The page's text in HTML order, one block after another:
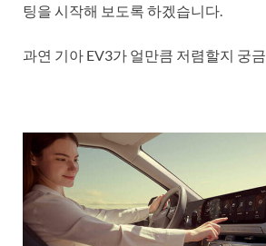
팅을 시작해 보도록 하겠습니다.
과연 기아 EV3가 얼만큼 저렴할지 궁